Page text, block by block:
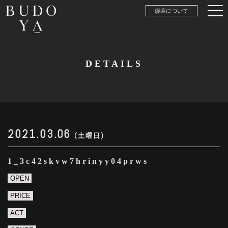
服装について
DETAILS
2021.03.06 (土曜日)
1_3c42skvw7hrinyy04prws
OPEN
PRICE
ACT